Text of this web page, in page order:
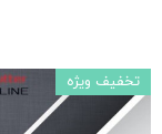
تخفیف ویژه